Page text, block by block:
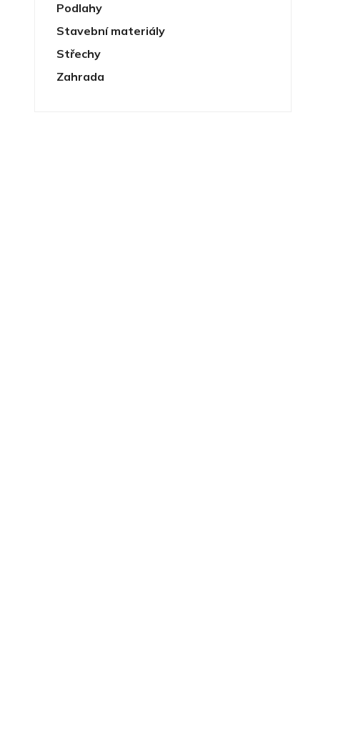
Podlahy
Stavební materiály
Střechy
Zahrada